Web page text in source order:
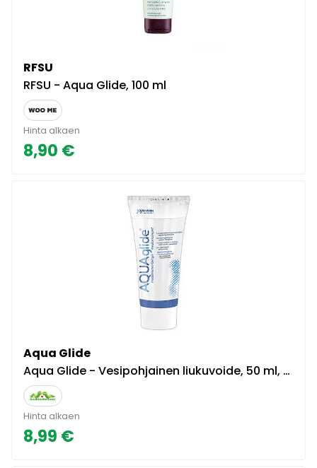
RFSU
RFSU - Aqua Glide, 100 ml
Hinta alkaen
8,90 €
Aqua Glide
Aqua Glide - Vesipohjainen liukuvoide, 50 ml, kätevä matkakoko, pitkään liukuva, kondomiturvallinen
Hinta alkaen
8,99 €